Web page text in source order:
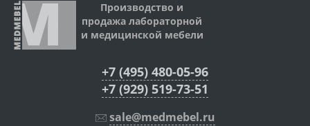
Производство и
продажа лабораторной
и медицинской мебели
+7 (495) 480-05-96
+7 (929) 519-73-51
sale@medmebel.ru